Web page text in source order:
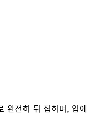
완전히 뒤 집히며, 입에